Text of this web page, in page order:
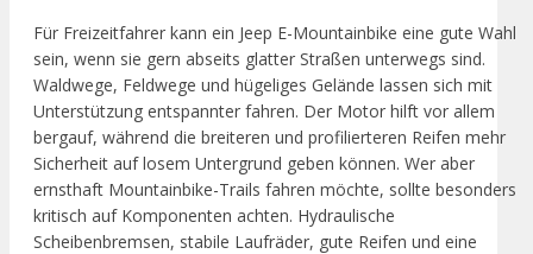
Für Freizeitfahrer kann ein Jeep E-Mountainbike eine gute Wahl
sein, wenn sie gern abseits glatter Straßen unterwegs sind.
Waldwege, Feldwege und hügeliges Gelände lassen sich mit
Unterstützung entspannter fahren. Der Motor hilft vor allem
bergauf, während die breiteren und profilierteren Reifen mehr
Sicherheit auf losem Untergrund geben können. Wer aber
ernsthaft Mountainbike-Trails fahren möchte, sollte besonders
kritisch auf Komponenten achten. Hydraulische
Scheibenbremsen, stabile Laufräder, gute Reifen und eine